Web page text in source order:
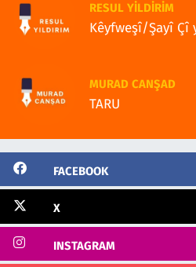
RESUL YILDIRIM
Kêyfweşî/Şayî Çî
MURAD CANŞAD
TARU
FACEBOOK
X
INSTAGRAM